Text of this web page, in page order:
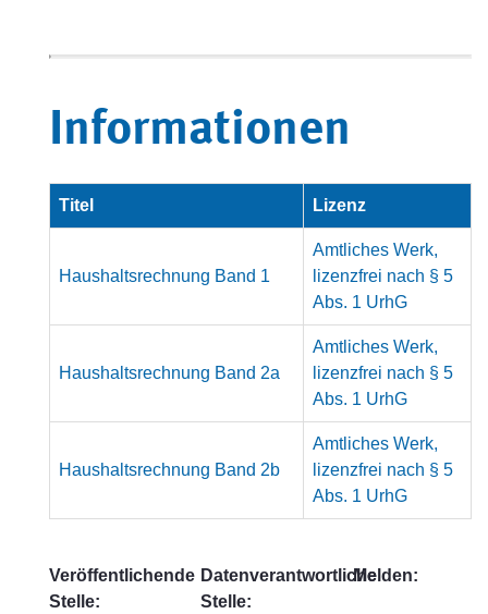
Informationen
Titel Lizenz
Haushaltsrechnung Band 1
Amtliches Werk,
lizenzfrei nach § 5
Abs. 1 UrhG
Haushaltsrechnung Band 2a
Amtliches Werk,
lizenzfrei nach § 5
Abs. 1 UrhG
Haushaltsrechnung Band 2b
Amtliches Werk,
lizenzfrei nach § 5
Abs. 1 UrhG
Veröffentlichende
Stelle:
Datenverantwortliche
Stelle:
Melden: